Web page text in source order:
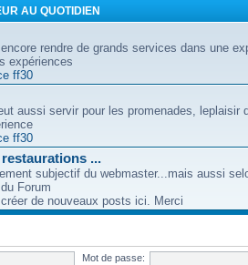
AU QUOTIDIEN
rendre de grands services dans une
expériences
ff30
aussi servir pour les promenades, leplaisir
ff30
...
subjectif du webmaster...mais aussi
Forum
de nouveaux posts ici. Merci
Mot de passe: